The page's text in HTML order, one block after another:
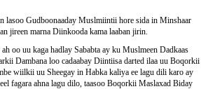
lasoo Gudboonaaday Muslmiintii hore sida in Minshaar
jireen marna Diinkooda kama laaban jirin.
oo uu kaga hadlay Sababta ay ku Muslmeen Dadkaas
Dambana loo cadaabay Diintiisa darted ilaa uu Boqorkii
wiilkii uu Sheegay in Habka kaliya ee lagu dili karo ay
fagara ahna lagu dilo, taasoo Boqorkii Maslaxad Biday